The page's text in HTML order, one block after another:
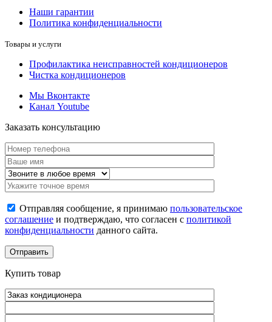
Наши гарантии
Политика конфиденциальности
Товары и услуги
Профилактика неисправностей кондиционеров
Чистка кондиционеров
Мы Вконтакте
Канал Youtube
Заказать консультацию
Отправляя сообщение, я принимаю пользовательское
соглашение и подтверждаю, что согласен с политикой
конфиденциальности данного сайта.
Купить товар